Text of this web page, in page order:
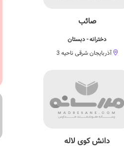
صائب
دخترانه - دبستان
آذربایجان شرقی ناحیه 3
دانش کوی لاله